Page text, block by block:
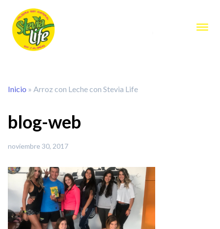
Inicio » Arroz con Leche con Stevia Life
blog-web
noviembre 30, 2017